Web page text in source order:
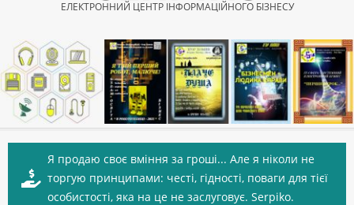
ЕЛЕКТРОННИЙ ЦЕНТР ІНФОРМАЦІЙНОГО БІЗНЕСУ
Secondary
Navigation
Menu
Я продаю своє вміння за гроші... Але я ніколи не
торгую принципами: честі, гідності, поваги для тієї
особистості, яка на це не заслуговує. Serpiko.